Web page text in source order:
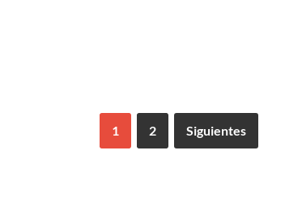
1 2 Siguientes